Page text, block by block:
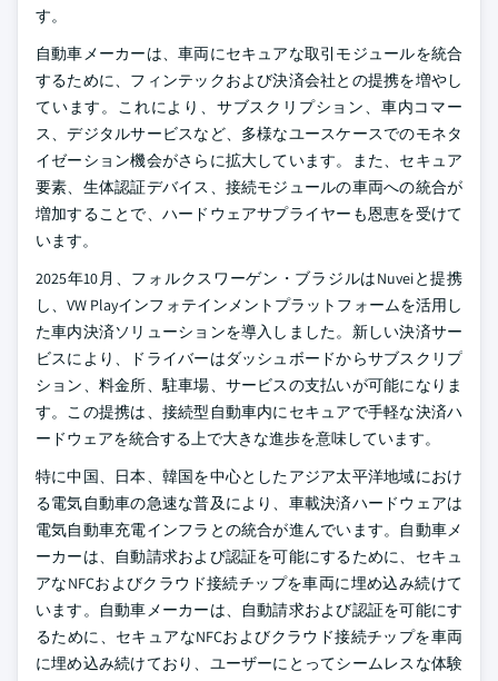
す。
自動車メーカーは、車両にセキュアな取引モジュールを統合
するために、フィンテックおよび決済会社との提携を増やし
ています。これにより、サブスクリプション、車内コマー
ス、デジタルサービスなど、多様なユースケースでのモネタ
イゼーション機会がさらに拡大しています。また、セキュア
要素、生体認証デバイス、接続モジュールの車両への統合が
増加することで、ハードウェアサプライヤーも恩恵を受けて
います。
2025年10月、フォルクスワーゲン・ブラジルはNuveiと提携
し、VW Playインフォテインメントプラットフォームを活用し
た車内決済ソリューションを導入しました。新しい決済サー
ビスにより、ドライバーはダッシュボードからサブスクリプ
ション、料金所、駐車場、サービスの支払いが可能になりま
す。この提携は、接続型自動車内にセキュアで手軽な決済ハ
ードウェアを統合する上で大きな進歩を意味しています。
特に中国、日本、韓国を中心としたアジア太平洋地域におけ
る電気自動車の急速な普及により、車載決済ハードウェアは
電気自動車充電インフラとの統合が進んでいます。自動車メ
ーカーは、自動請求および認証を可能にするために、セキュ
アなNFCおよびクラウド接続チップを車両に埋め込み続けて
います。自動車メーカーは、自動請求および認証を可能にす
るために、セキュアなNFCおよびクラウド接続チップを車両
に埋め込み続けており、ユーザーにとってシームレスな体験